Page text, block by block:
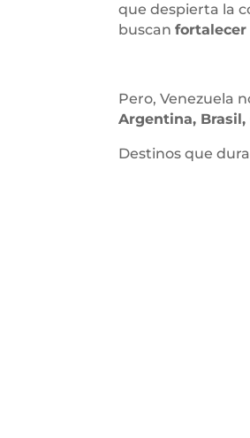
que despierta la
buscan
Pero, Venezuela
Argentina, Brasil,
Destinos que